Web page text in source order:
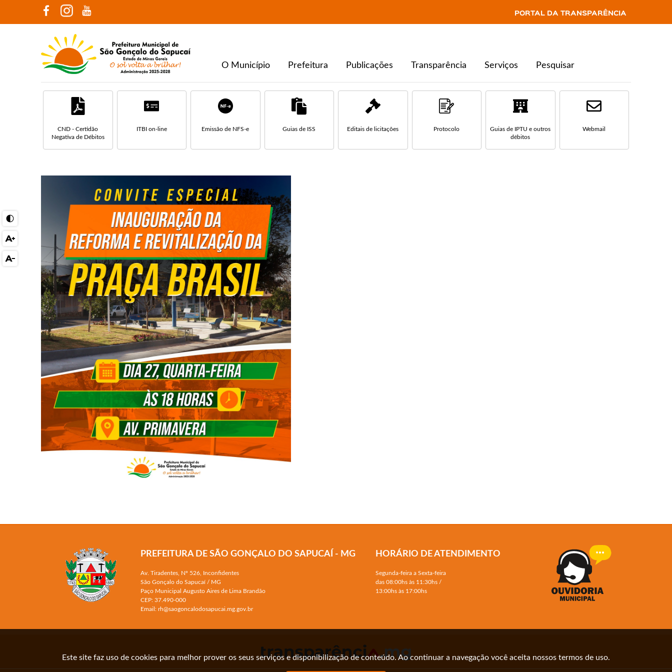
PORTAL DA TRANSPARÊNCIA
O Município Prefeitura Publicações Transparência Serviços Pesquisar
CND - Certidão
Negativa de Débitos
ITBI on-line Emissão de NFS-e Guias de ISS Editais de licitações Protocolo
Guias de IPTU e outros
débitos
Webmail
PREFEITURA DE SÃO GONÇALO DO SAPUCAÍ - MG
Av. Tiradentes, Nº 526, Inconfidentes
São Gonçalo do Sapucaí / MG
Paço Municipal Augusto Aires de Lima Brandão
CEP: 37.490-000
Email: rh@saogoncalodosapucai.mg.gov.br
HORÁRIO DE ATENDIMENTO
Segunda-feira a Sexta-feira
das 08:00hs às 11:30hs /
13:00hs às 17:00hs
Este site faz uso de cookies para melhor prover os seus serviços e disponibilização de conteúdo. Ao continuar a navegação você aceita nossos termos de uso.